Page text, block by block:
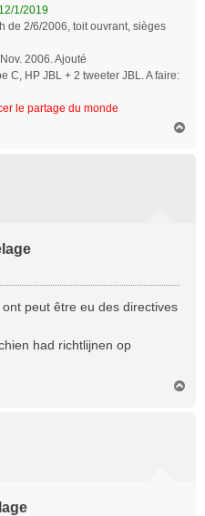
1/2019
de 2/6/2006, toit ouvrant, sièges
2006. Ajouté
C, HP JBL + 2 tweeter JBL. A faire:
le partage du monde
peut être eu des directives
had richtlijnen op